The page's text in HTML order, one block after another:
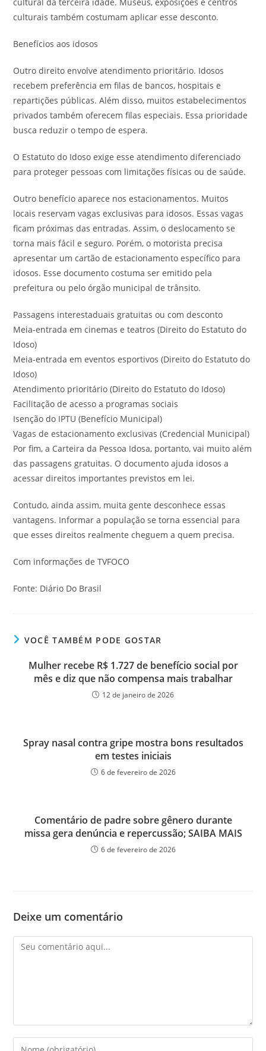
culturais também costumam aplicar esse desconto.
Benefícios aos idosos
Outro direito envolve atendimento prioritário. Idosos
recebem preferência em filas de bancos, hospitais e
repartições públicas. Além disso, muitos estabelecimentos
privados também oferecem filas especiais. Essa prioridade
busca reduzir o tempo de espera.
O Estatuto do Idoso exige esse atendimento diferenciado
para proteger pessoas com limitações físicas ou de saúde.
Outro benefício aparece nos estacionamentos. Muitos
locais reservam vagas exclusivas para idosos. Essas vagas
ficam próximas das entradas. Assim, o deslocamento se
torna mais fácil e seguro. Porém, o motorista precisa
apresentar um cartão de estacionamento específico para
idosos. Esse documento costuma ser emitido pela
prefeitura ou pelo órgão municipal de trânsito.
Passagens interestaduais gratuitas ou com desconto
Meia-entrada em cinemas e teatros (Direito do Estatuto do
Idoso)
Meia-entrada em eventos esportivos (Direito do Estatuto do
Idoso)
Atendimento prioritário (Direito do Estatuto do Idoso)
Facilitação de acesso a programas sociais
Isenção do IPTU (Benefício Municipal)
Vagas de estacionamento exclusivas (Credencial Municipal)
Por fim, a Carteira da Pessoa Idosa, portanto, vai muito além
das passagens gratuitas. O documento ajuda idosos a
acessar direitos importantes previstos em lei.
Contudo, ainda assim, muita gente desconhece essas
vantagens. Informar a população se torna essencial para
que esses direitos realmente cheguem a quem precisa.
Com informações de TVFOCO
Fonte: Diário Do Brasil
VOCÊ TAMBÉM PODE GOSTAR
Mulher recebe R$ 1.727 de benefício social por
mês e diz que não compensa mais trabalhar
12 de janeiro de 2026
Spray nasal contra gripe mostra bons resultados
em testes iniciais
6 de fevereiro de 2026
Comentário de padre sobre gênero durante
missa gera denúncia e repercussão; SAIBA MAIS
6 de fevereiro de 2026
Deixe um comentário
Comentário
Digite